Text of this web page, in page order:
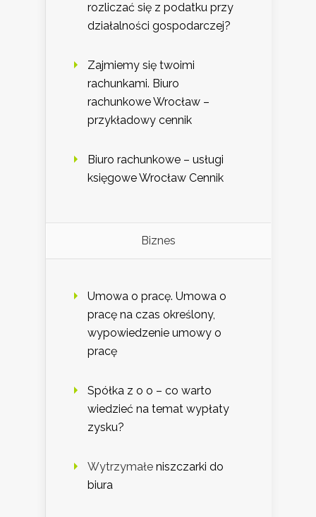
rozliczać się z podatku przy
działalności gospodarczej?
Zajmiemy się twoimi
rachunkami. Biuro
rachunkowe Wrocław –
przykładowy cennik
Biuro rachunkowe – usługi
księgowe Wrocław Cennik
Biznes
Umowa o pracę. Umowa o
pracę na czas określony,
wypowiedzenie umowy o
pracę
Spółka z o o – co warto
wiedzieć na temat wypłaty
zysku?
Wytrzymałe niszczarki do
biura